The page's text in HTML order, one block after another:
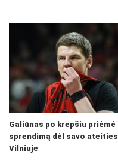
Galiūnas po krepšiu priėmė
sprendimą dėl savo ateities
Vilniuje